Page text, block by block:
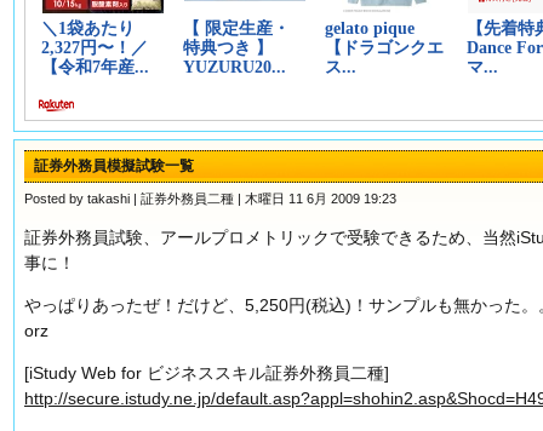
証券外務員模擬試験一覧
Posted by takashi | 証券外務員二種 | 木曜日 11 6月 2009 19:23
証券外務員試験、アールプロメトリックで受験できるため、当然
事に！
やっぱりあったぜ！だけど、5,250円(税込)！サンプルも無かった
orz
[iStudy Web for ビジネススキル証券外務員二種]
http://secure.istudy.ne.jp/